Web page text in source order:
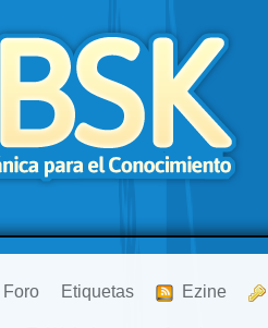
Foro Etiquetas Ezine